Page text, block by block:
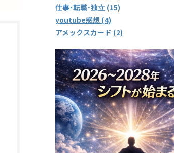
仕事･転職･独立 (15)
youtube感想 (4)
アメックスカード (2)